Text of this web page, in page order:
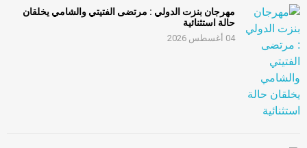
مهرجان بنزت الدولي : مرتضى الفتيتي والشامي يخلقان
حالة استثنائية
04 أغسطس 2026